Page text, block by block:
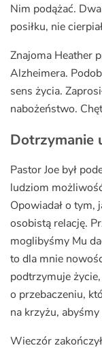
Nim podążać.
posiłku, nie
Znajoma Heather
Alzheimera.
sens życia.
nabożeństwo.
Dotrzymanie
Pastor Joe był
ludziom
Opowiadał o tym,
osobistą relację.
moglibyśmy Mu
to dla mnie
podtrzymuje
o przebaczeniu,
na krzyżu,
Wieczór